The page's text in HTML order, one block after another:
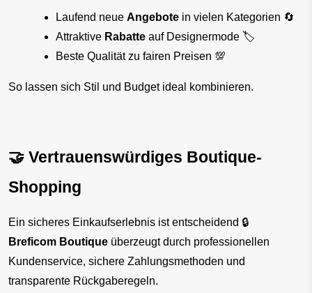
Laufend neue Angebote in vielen Kategorien 🔄
Attraktive Rabatte auf Designermode 🏷️
Beste Qualität zu fairen Preisen 💯
So lassen sich Stil und Budget ideal kombinieren.
🤝 Vertrauenswürdiges Boutique-
Shopping
Ein sicheres Einkaufserlebnis ist entscheidend 🔒
Breficom Boutique überzeugt durch professionellen
Kundenservice, sichere Zahlungsmethoden und
transparente Rückgaberegeln.